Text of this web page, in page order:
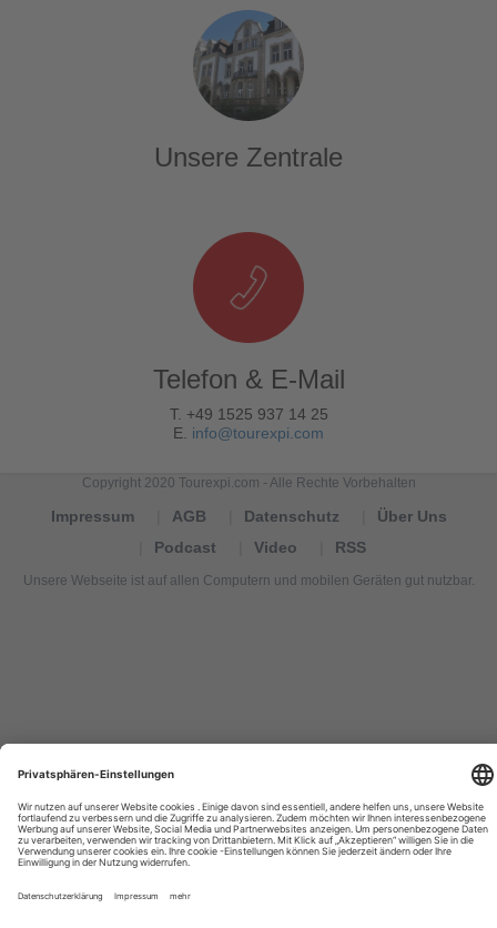
Unsere Zentrale
Telefon & E-Mail
T. +49 1525 937 14 25
E. info@tourexpi.com
Copyright 2020 Tourexpi.com - Alle Rechte Vorbehalten
Impressum AGB Datenschutz
Über Uns
Podcast
Video RSS
Unsere Webseite ist auf allen Computern und mobilen Geräten gut nutzbar.
turismo,
Tourismus
Nachrichten,
новости
туризма,
travel